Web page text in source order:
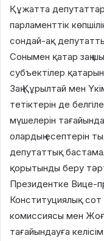
Құжатта
парламенттік
сондай-ақ
Сонымен қатар заң
субъектілер
Заң Құрылтай мен
тетіктерін де
мүшелерін
олардың есептерін
депутаттық
қорытынды беру
Президентке Вице-
Конституциялық
комиссиясы мен
тағайындауға